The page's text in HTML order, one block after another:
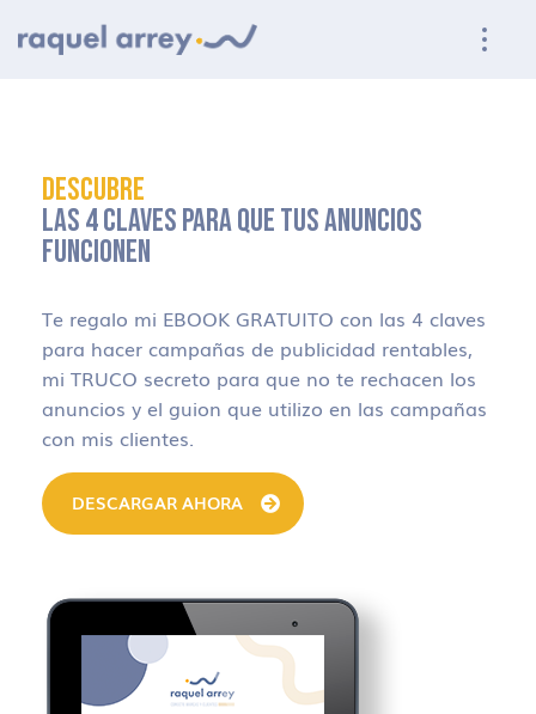
DESCUBRE
LAS 4 CLAVES PARA QUE TUS ANUNCIOS
FUNCIONEN
Te regalo mi EBOOK GRATUITO con las 4 claves
para hacer campañas de publicidad rentables,
mi TRUCO secreto para que no te rechacen los
anuncios y el guion que utilizo en las campañas
con mis clientes.
DESCARGAR AHORA